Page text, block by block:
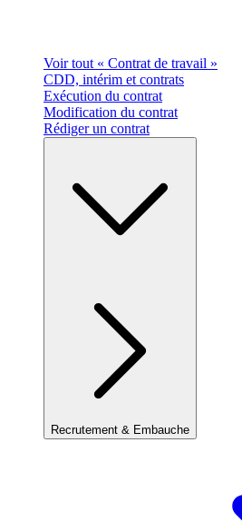
Voir tout « Contrat de travail »
CDD, intérim et contrats
Exécution du contrat
Modification du contrat
Rédiger un contrat
Recrutement & Embauche